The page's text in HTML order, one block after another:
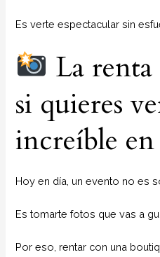
Es verte espectacular sin
La renta
si quieres
increíble
Hoy en día, un evento no es
Es tomarte fotos que vas a
Por eso, rentar con una